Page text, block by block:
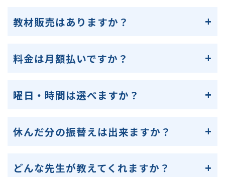
教材販売はありますか？
料金は月額払いですか？
曜日・時間は選べますか？
休んだ分の振替えは出来ますか？
どんな先生が教えてくれますか？